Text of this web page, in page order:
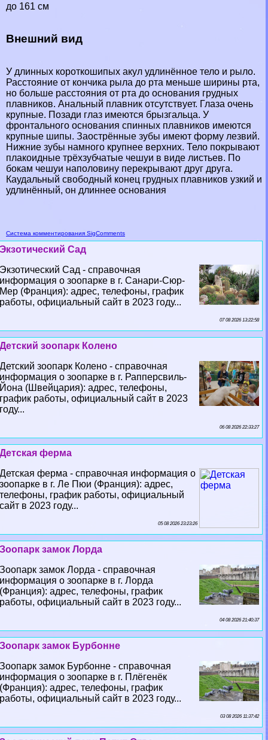
до 161 см
Внешний вид
У длинных короткошипых акул удлинённое тело и рыло.
Расстояние от кончика рыла до рта меньше ширины рта,
но больше расстояния от рта до основания грудных
плавников. Aнaльный плавник отсутствует. Глаза очень
крупные. Позади глаз имеются брызгальца. У
фронтального основания спинных плавников имеются
крупные шипы. Заострённые зубы имеют форму лезвий.
Нижние зубы намного крупнее верхних. Тело покрывают
плакоидные трёхзубчатые чешуи в виде листьев. По
бокам чешуи наполовину перекрывают друг друга.
Каудальный свободный конец грудных плавников узкий и
удлинённый, он длиннее основания
Система комментирования SigComments
Экзотический Сад
Экзотический Сад - справочная
информация о зоопарке в г. Санари-Сюр-
Мер (Франция): адрес, телефоны, график
работы, официальный сайт в 2023 году...
07 08 2026 13:22:58
Детский зоопарк Колено
Детский зоопарк Колено - справочная
информация о зоопарке в г. Рапперсвиль-
Йона (Швейцария): адрес, телефоны,
график работы, официальный сайт в 2023
году...
06 08 2026 22:33:27
Детская ферма
Детская ферма - справочная информация о
зоопарке в г. Ле Пюи (Франция): адрес,
телефоны, график работы, официальный
сайт в 2023 году...
05 08 2026 23:23:26
Зоопарк замок Лорда
Зоопарк замок Лорда - справочная
информация о зоопарке в г. Лорда
(Франция): адрес, телефоны, график
работы, официальный сайт в 2023 году...
04 08 2026 21:40:37
Зоопарк замок Бурбонне
Зоопарк замок Бурбонне - справочная
информация о зоопарке в г. Плёгенёк
(Франция): адрес, телефоны, график
работы, официальный сайт в 2023 году...
03 08 2026 11:37:42